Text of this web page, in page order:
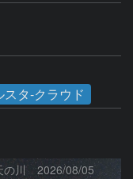
スタ-クラウド
の川 2026/08/05